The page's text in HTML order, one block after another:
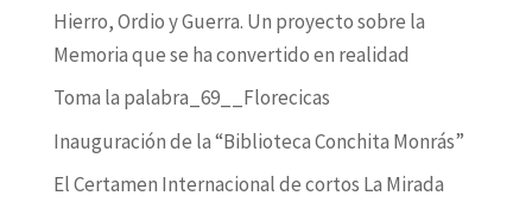
Hierro, Ordio y Guerra. Un proyecto sobre la
Memoria que se ha convertido en realidad
Toma la palabra_69__Florecicas
Inauguración de la “Biblioteca Conchita Monrás”
El Certamen Internacional de cortos La Mirada